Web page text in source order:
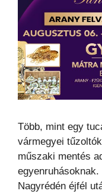
Több, mint egy
vármegyei
műszaki mentés
Nagyrédén éjfél